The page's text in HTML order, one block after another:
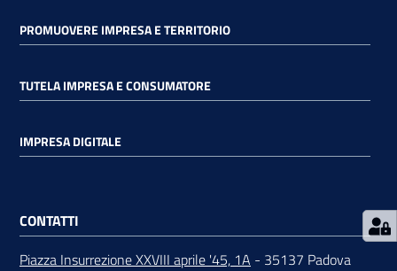
PROMUOVERE IMPRESA E TERRITORIO
TUTELA IMPRESA E CONSUMATORE
IMPRESA DIGITALE
CONTATTI
Piazza Insurrezione XXVIII aprile '45, 1A - 35137 Padova